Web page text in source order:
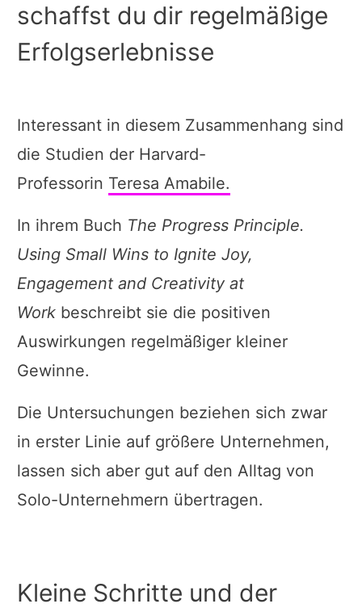
schaffst du dir regelmäßige
Erfolgserlebnisse
Interessant in diesem Zusammenhang sind
die Studien der Harvard-
Professorin Teresa Amabile.
In ihrem Buch The Progress Principle.
Using Small Wins to Ignite Joy,
Engagement and Creativity at
Workbeschreibt sie die positiven
Auswirkungen regelmäßiger kleiner
Gewinne.
Die Untersuchungen beziehen sich zwar
in erster Linie auf größere Unternehmen,
lassen sich aber gut auf den Alltag von
Solo-Unternehmern übertragen.
Kleine Schritte und der